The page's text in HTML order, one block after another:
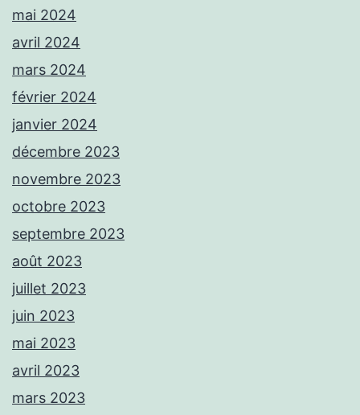
mai 2024
avril 2024
mars 2024
février 2024
janvier 2024
décembre 2023
novembre 2023
octobre 2023
septembre 2023
août 2023
juillet 2023
juin 2023
mai 2023
avril 2023
mars 2023